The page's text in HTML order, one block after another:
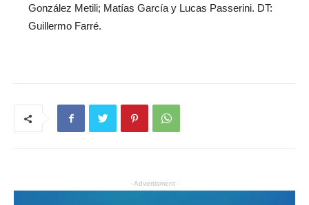
González Metili; Matías García y Lucas Passerini. DT:
Guillermo Farré.
- Advertisment -